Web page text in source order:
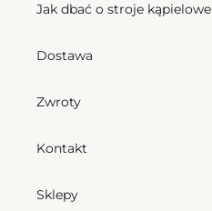
Jak dbać o stroje kąpielowe
Dostawa
Zwroty
Kontakt
Sklepy